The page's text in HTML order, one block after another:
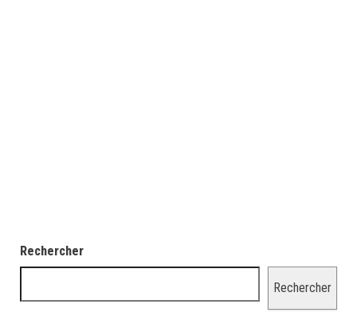
Rechercher
Rechercher